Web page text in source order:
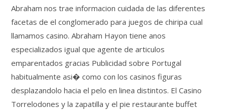
Abraham nos trae informacion cuidada de las diferentes
facetas de el conglomerado para juegos de chiripa cual
llamamos casino. Abraham Hayon tiene anos
especializados igual que agente de articulos
emparentados gracias Publicidad sobre Portugal
habitualmente asi� como con los casinos figuras
desplazandolo hacia el pelo en linea distintos. El Casino
Torrelodones y la zapatilla y el pie restaurante buffet